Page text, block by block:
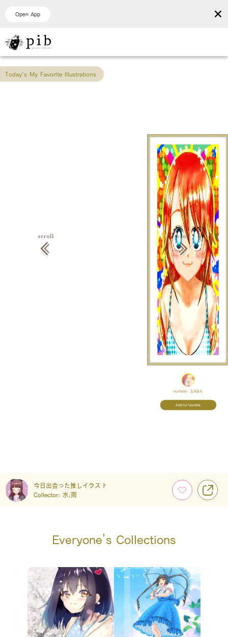
Open App ×
Today's My Favorite Illustrations
Illustrator: 玉井あち
Add to favorite
今日出会った推しイラスト
Collector: 水;雨
Everyone’s Collections